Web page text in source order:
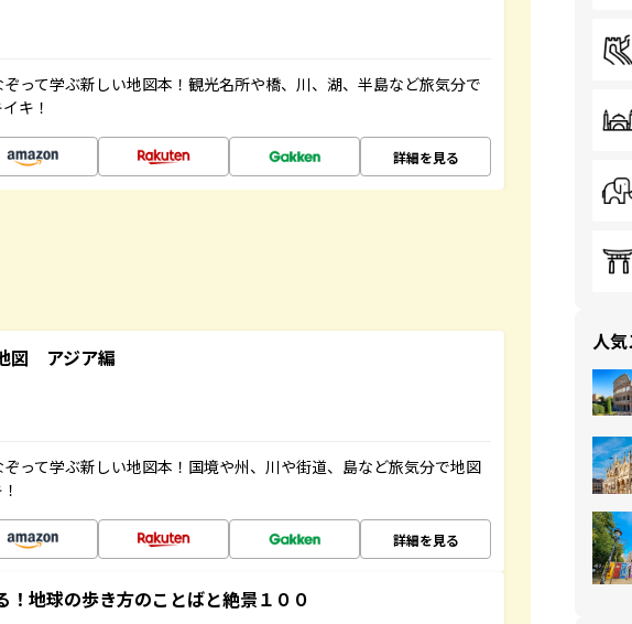
って学ぶ新しい地図本！観光名所や橋、川、湖、半島など旅気分で
キ！
詳細を見る
図 アジア編
って学ぶ新しい地図本！国境や州、川や街道、島など旅気分で地図
詳細を見る
！地球の歩き方のことばと絶景１００
人気